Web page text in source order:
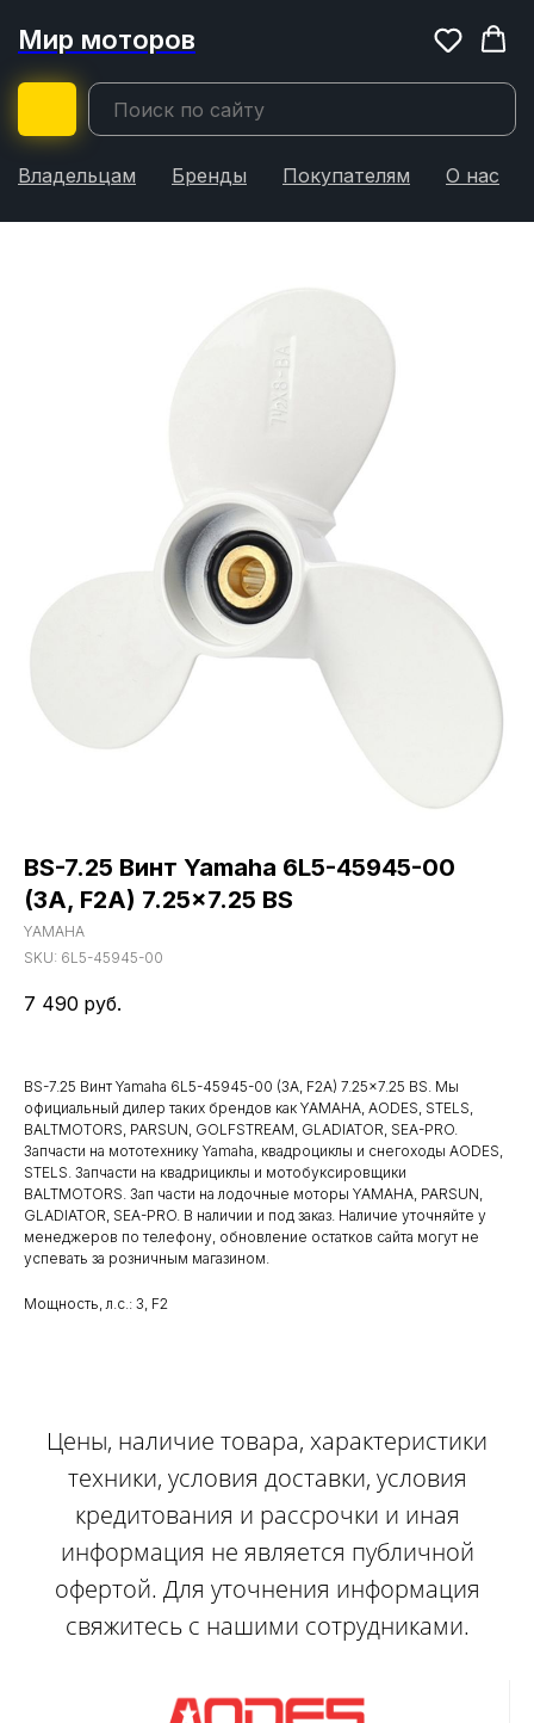
Мир моторов
Владельцам Бренды Покупателям О нас
BS-7.25 Винт Yamaha 6L5-45945-00
(3A, F2A) 7.25x7.25 BS
YAMAHA
SKU: 6L5-45945-00
7 490 руб.
BS-7.25 Винт Yamaha 6L5-45945-00 (3A, F2A) 7.25x7.25 BS. Мы
официальный дилер таких брендов как YAMAHA, AODES, STELS,
BALTMOTORS, PARSUN, GOLFSTREAM, GLADIATOR, SEA-PRO.
Запчасти на мототехнику Yamaha, квадроциклы и снегоходы AODES,
STELS. Запчасти на квадрициклы и мотобуксировщики
BALTMOTORS. Зап части на лодочные моторы YAMAHA, PARSUN,
GLADIATOR, SEA-PRO. В наличии и под заказ. Наличие уточняйте у
менеджеров по телефону, обновление остатков сайта могут не
успевать за розничным магазином.
Мощность, л.с.: 3, F2
Цены, наличие товара, характеристики
техники, условия доставки, условия
кредитования и рассрочки и иная
информация не является публичной
офертой. Для уточнения информация
свяжитесь с нашими сотрудниками.